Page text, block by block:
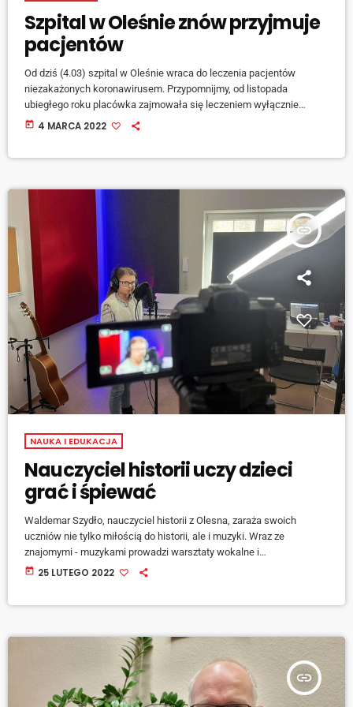
Szpital w Oleśnie znów przyjmuje
pacjentów
Od dziś (4.03) szpital w Oleśnie wraca do leczenia pacjentów
niezakażonych koronawirusem. Przypomnijmy, od listopada
ubiegłego roku placówka zajmowała się leczeniem wyłącznie
pacjentów chorych na covid-19. Wznawiane są przyjęcia na
Położniczy Oddział Noworodkowy Oddział Dziecięcy Zakład
Rehabilitacji Stacja Dializ Oddział Anestezjologii i […]
today 4 MARCA 2022
insert_link
NAUKA I EDUKACJA
Nauczyciel historii uczy dzieci
grać i śpiewać
Waldemar Szydło, nauczyciel historii z Olesna, zaraża swoich
uczniów nie tylko miłością do historii, ale i muzyki. Wraz ze
znajomymi - muzykami prowadzi warsztaty wokalne i
instrumentalne na terenie między innymi Praszki, Olesna i
za pośrednictwem portali społecznościowych.
today 25 LUTEGO 2022
insert_link